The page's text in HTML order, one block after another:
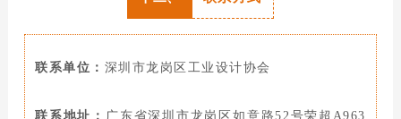
联系单位： 深圳市龙岗区工业设计协会
联系地址： 广东省深圳市龙岗区如意路52号荣超A963